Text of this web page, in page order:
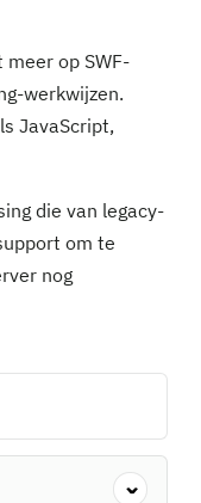
op SWF-
werkwijzen.
JavaScript,
die van legacy-
om te
nog